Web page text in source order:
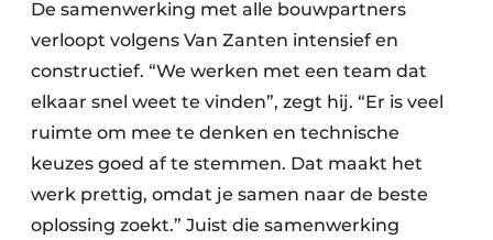
De samenwerking met alle bouwpartners
verloopt volgens Van Zanten intensief en
constructief. “We werken met een team dat
elkaar snel weet te vinden”, zegt hij. “Er is veel
ruimte om mee te denken en technische
keuzes goed af te stemmen. Dat maakt het
werk prettig, omdat je samen naar de beste
oplossing zoekt.” Juist die samenwerking